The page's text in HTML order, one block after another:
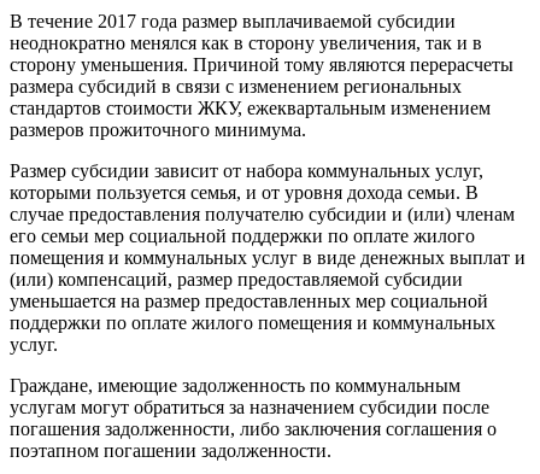
В течение 2017 года размер выплачиваемой субсидии
неоднократно менялся как в сторону увеличения, так и в
сторону уменьшения. Причиной тому являются перерасчеты
размера субсидий в связи с изменением региональных
стандартов стоимости ЖКУ, ежеквартальным изменением
размеров прожиточного минимума.
Размер субсидии зависит от набора коммунальных услуг,
которыми пользуется семья, и от уровня дохода семьи. В
случае предоставления получателю субсидии и (или) членам
его семьи мер социальной поддержки по оплате жилого
помещения и коммунальных услуг в виде денежных выплат и
(или) компенсаций, размер предоставляемой субсидии
уменьшается на размер предоставленных мер социальной
поддержки по оплате жилого помещения и коммунальных
услуг.
Граждане, имеющие задолженность по коммунальным
услугам могут обратиться за назначением субсидии после
погашения задолженности, либо заключения соглашения о
поэтапном погашении задолженности.